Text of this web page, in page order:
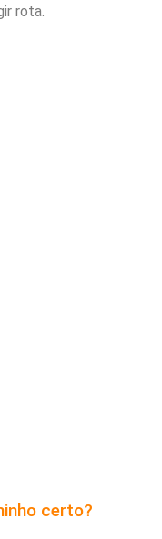
rota.
certo?